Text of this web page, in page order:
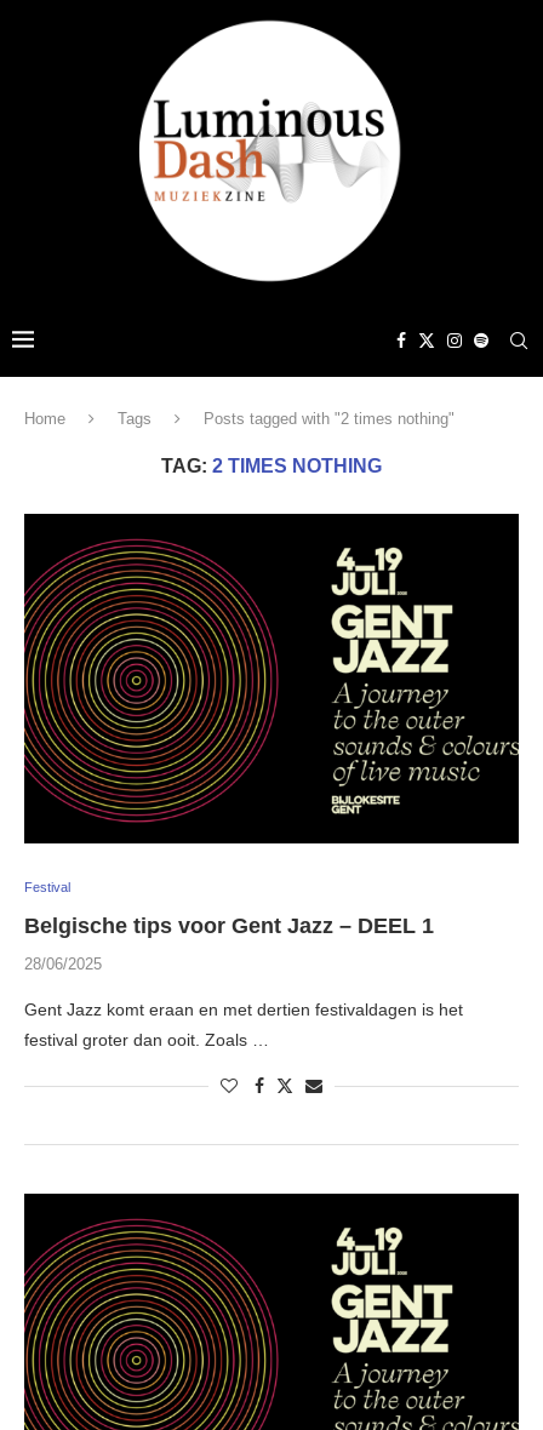
Home Tags Posts tagged with "2 times nothing"
TAG: 2 TIMES NOTHING
Festival
Belgische tips voor Gent Jazz – DEEL 1
28/06/2025
Gent Jazz komt eraan en met dertien festivaldagen is het
festival groter dan ooit. Zoals …